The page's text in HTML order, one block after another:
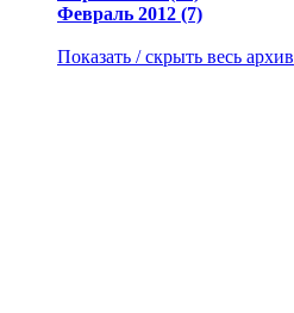
Февраль 2012 (7)
Показать / скрыть весь архив